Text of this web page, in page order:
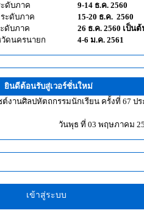
ดับภาค
9-14 ธ.ค. 2560
ะดับภาค
15-20 ธ.ค. 2560
ดับภาค
26 ธ.ค. 2560 เป็น
ดนครนายก
4-6 ม.ค. 2561
ยินดีต้อนรับสู่เวอร์ชั่นใหม่
งานศิลปหัตถกรรมนักเรียน ครั้งที่ 67 ปร
วันพุธ ที่ 03 พฤษภาคม
เข้าสู่ระบบ